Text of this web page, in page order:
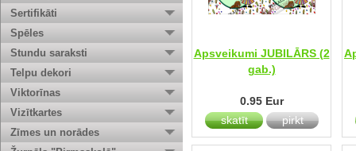
Sertifikāti
Spēles
Stundu saraksti
Telpu dekori
Viktorīnas
Vizītkartes
Zīmes un norādes
Apsveikumi JUBILĀRS (2
gab.)
0.95 Eur
skatīt
pirkt